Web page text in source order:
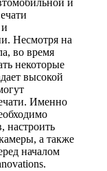
и
Несмотря на
во время
некоторые
высокой
Именно
настроить
а также
началом